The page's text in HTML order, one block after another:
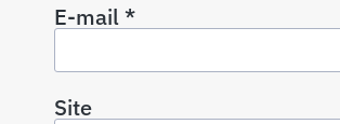
E-mail*
Site